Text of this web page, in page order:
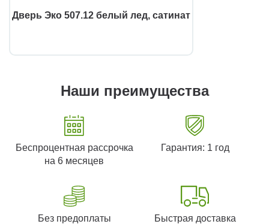
Дверь Эко 507.12 белый лед, сатинат
Наши преимущества
Беспроцентная рассрочка
на 6 месяцев
Гарантия: 1 год
Без предоплаты Быстрая доставка